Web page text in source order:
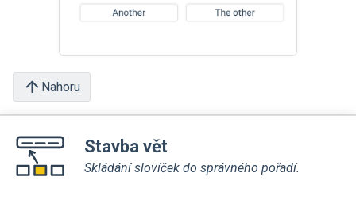
Nahoru
Stavba vět
Skládání slovíček do správného pořadí.